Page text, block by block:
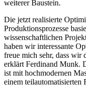
weiterer Baustein.
Die jetzt realisierte
Produktionsprozesse
wissenschaftlichen
haben wir interessante
freue mich sehr, dass wir
erklärt Ferdinand Munk.
ist mit hochmodernen
einem teilautomatisierten